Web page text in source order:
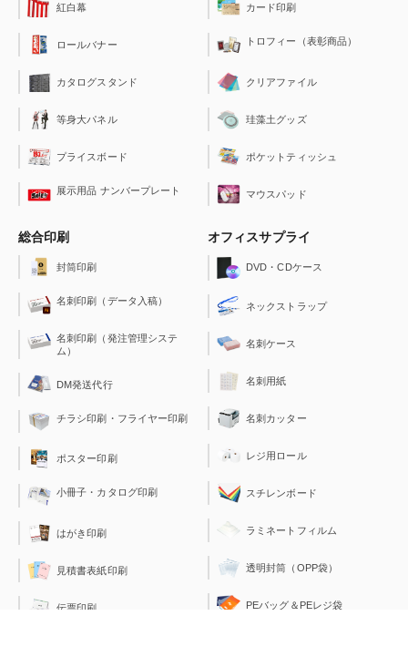
紅白幕
ロールバナー
カタログスタンド
等身大パネル
プライスボード
展示用品 ナンバープレート
カード印刷
トロフィー（表彰商品）
クリアファイル
珪藻土グッズ
ポケットティッシュ
マウスパッド
総合印刷
封筒印刷
名刺印刷（データ入稿）
名刺印刷（発注管理システ
ム）
DM発送代行
チラシ印刷・フライヤー印刷
ポスター印刷
小冊子・カタログ印刷
はがき印刷
見積書表紙印刷
伝票印刷
オフィスサプライ
DVD・CDケース
ネックストラップ
名刺ケース
名刺用紙
名刺カッター
レジ用ロール
スチレンボード
ラミネートフィルム
透明封筒（OPP袋）
PEバッグ＆PEレジ袋